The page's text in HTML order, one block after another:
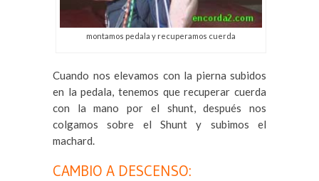
montamos pedala y recuperamos cuerda
Cuando nos elevamos con la pierna subidos
en la pedala, tenemos que recuperar cuerda
con la mano por el shunt, después nos
colgamos sobre el Shunt y subimos el
machard.
CAMBIO A DESCENSO: